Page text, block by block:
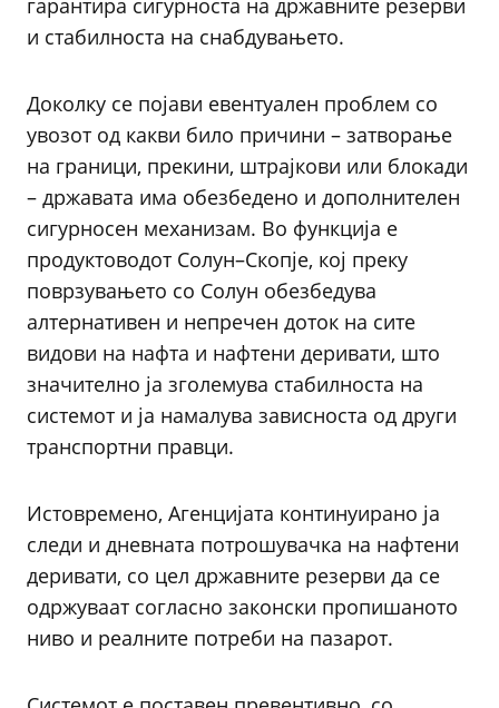
гарантира сигурноста на државните резерви
и стабилноста на снабдувањето.
Доколку се појави евентуален проблем со
увозот од какви било причини – затворање
на граници, прекини, штрајкови или блокади
– државата има обезбедено и дополнителен
сигурносен механизам. Во функција е
продуктоводот Солун–Скопје, кој преку
поврзувањето со Солун обезбедува
алтернативен и непречен доток на сите
видови на нафта и нафтени деривати, што
значително ја зголемува стабилноста на
системот и ја намалува зависноста од други
транспортни правци.
Истовремено, Агенцијата континуирано ја
следи и дневната потрошувачка на нафтени
деривати, со цел државните резерви да се
одржуваат согласно законски пропишаното
ниво и реалните потреби на пазарот.